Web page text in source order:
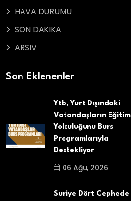
HAVA DURUMU
SON DAKIKA
ARSIV
Son Eklenenler
Ytb, Yurt Dışındaki
Vatandaşların Eğitim
Yolculuğunu Burs
Programlarıyla
Destekliyor
06 Ağu, 2026
Suriye Dört Cephede